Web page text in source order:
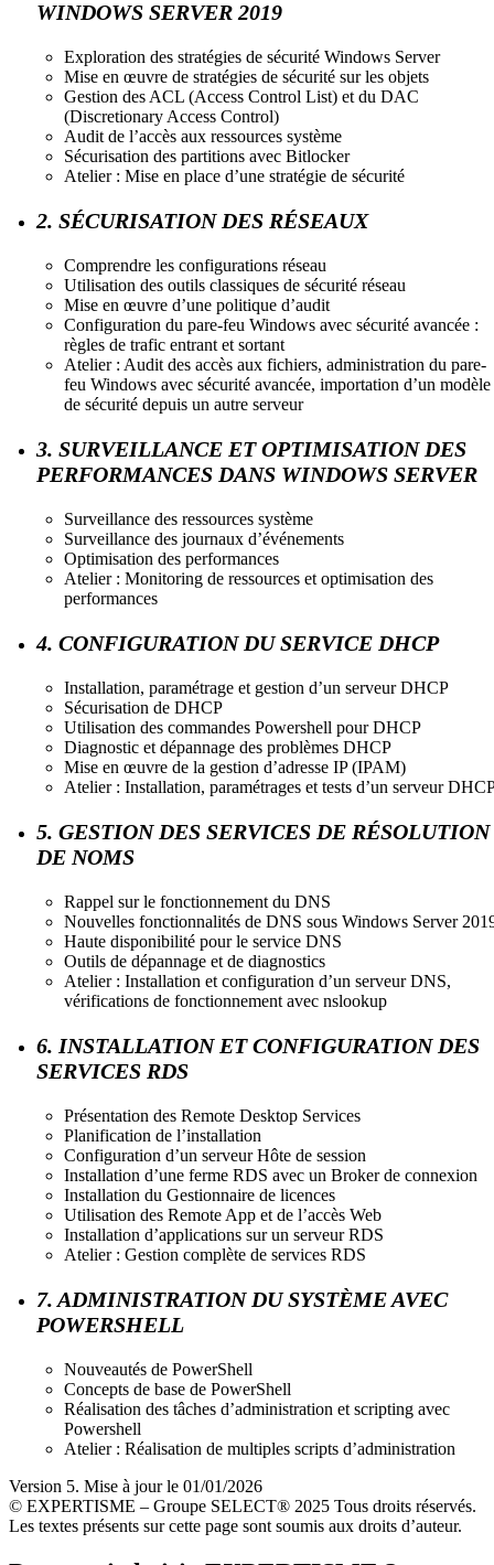
WINDOWS SERVER 2019
Exploration des stratégies de sécurité Windows Server
Mise en œuvre de stratégies de sécurité sur les objets
Gestion des ACL (Access Control List) et du DAC
(Discretionary Access Control)
Audit de l’accès aux ressources système
Sécurisation des partitions avec Bitlocker
Atelier : Mise en place d’une stratégie de sécurité
2. SÉCURISATION DES RÉSEAUX
Comprendre les configurations réseau
Utilisation des outils classiques de sécurité réseau
Mise en œuvre d’une politique d’audit
Configuration du pare-feu Windows avec sécurité avancée :
règles de trafic entrant et sortant
Atelier : Audit des accès aux fichiers, administration du pare-
feu Windows avec sécurité avancée, importation d’un modèle
de sécurité depuis un autre serveur
3. SURVEILLANCE ET OPTIMISATION DES
PERFORMANCES DANS WINDOWS SERVER
Surveillance des ressources système
Surveillance des journaux d’événements
Optimisation des performances
Atelier : Monitoring de ressources et optimisation des
performances
4. CONFIGURATION DU SERVICE DHCP
Installation, paramétrage et gestion d’un serveur DHCP
Sécurisation de DHCP
Utilisation des commandes Powershell pour DHCP
Diagnostic et dépannage des problèmes DHCP
Mise en œuvre de la gestion d’adresse IP (IPAM)
Atelier : Installation, paramétrages et tests d’un serveur
5. GESTION DES SERVICES DE RÉSOLUTION
DE NOMS
Rappel sur le fonctionnement du DNS
Nouvelles fonctionnalités de DNS sous Windows Server
Haute disponibilité pour le service DNS
Outils de dépannage et de diagnostics
Atelier : Installation et configuration d’un serveur DNS,
vérifications de fonctionnement avec nslookup
6. INSTALLATION ET CONFIGURATION DES
SERVICES RDS
Présentation des Remote Desktop Services
Planification de l’installation
Configuration d’un serveur Hôte de session
Installation d’une ferme RDS avec un Broker de connexion
Installation du Gestionnaire de licences
Utilisation des Remote App et de l’accès Web
Installation d’applications sur un serveur RDS
Atelier : Gestion complète de services RDS
7. ADMINISTRATION DU SYSTÈME AVEC
POWERSHELL
Nouveautés de PowerShell
Concepts de base de PowerShell
Réalisation des tâches d’administration et scripting avec
Powershell
Atelier : Réalisation de multiples scripts d’administration
Version 5. Mise à jour le 01/01/2026
© EXPERTISME – Groupe SELECT® 2025 Tous droits réservés.
Les textes présents sur cette page sont soumis aux droits d’auteur.